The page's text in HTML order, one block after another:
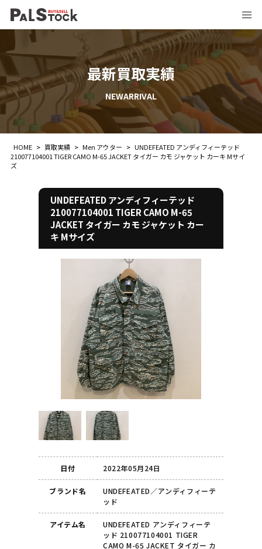
最新買取実績
NEWARRIVAL
HOME > 買取実績 > Men アウター > UNDEFEATED アンディフィーテッド
210077104001 TIGER CAMO M-65 JACKET タイガー カモ ジャケット カーキ Mサイ
ズ
UNDEFEATED アンディフィーテッド
210077104001 TIGER CAMO M-65
JACKET タイガー カモ ジャケット カー
キ Mサイズ
日付 2022年05月24日
ブランド名
UNDEFEATED／アンディフィーテ
ッド
アイテム名
UNDEFEATED アンディフィーテ
ッド 210077104001 TIGER
CAMO M-65 JACKET タイガー カ